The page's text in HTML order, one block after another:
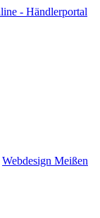
Webdesign Meißen